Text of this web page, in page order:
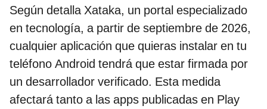
Según detalla Xataka, un portal especializado
en tecnología, a partir de septiembre de 2026,
cualquier aplicación que quieras instalar en tu
teléfono Android tendrá que estar firmada por
un desarrollador verificado. Esta medida
afectará tanto a las apps publicadas en Play